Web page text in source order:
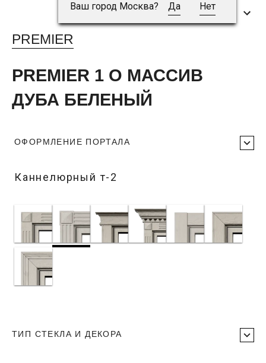
Ваш город Москва? Да Нет
PREMIER
PREMIER 1 O МАССИВ
ДУБА БЕЛЕНЫЙ
ОФОРМЛЕНИЕ ПОРТАЛА
Каннелюрный т-2
ТИП СТЕКЛА И ДЕКОРА